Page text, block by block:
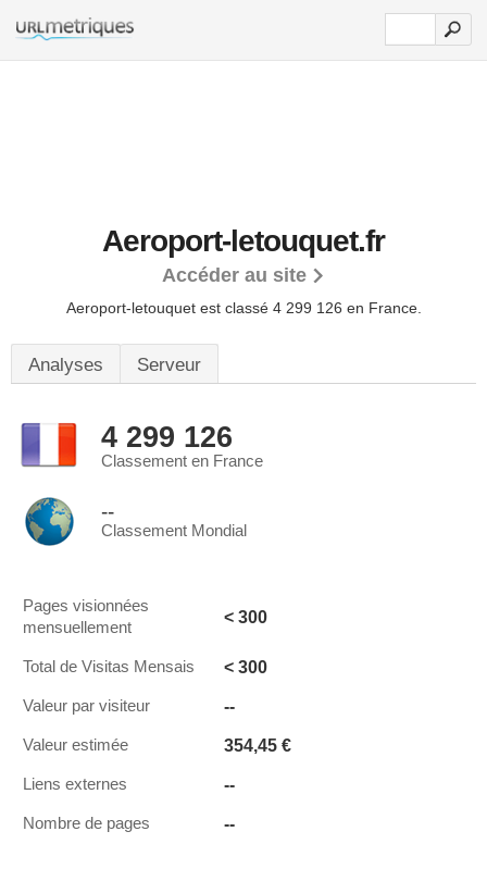
Aeroport-letouquet.fr
Accéder au site
Aeroport-letouquet est classé 4 299 126 en France.
Analyses Serveur
4 299 126
Classement en France
--
Classement Mondial
Pages visionnées
mensuellement
< 300
Total de Visitas Mensais < 300
Valeur par visiteur --
Valeur estimée 354,45 €
Liens externes --
Nombre de pages --